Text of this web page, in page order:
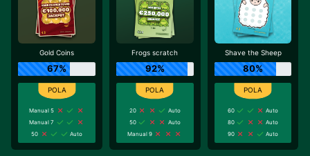
Gold Coins
67%
Manual 5
Manual 7
50
Auto
Frogs scratch
92%
20
Auto
50
Auto
Manual 9
Shave the Sheep
80%
60
Auto
80
Auto
90
Auto